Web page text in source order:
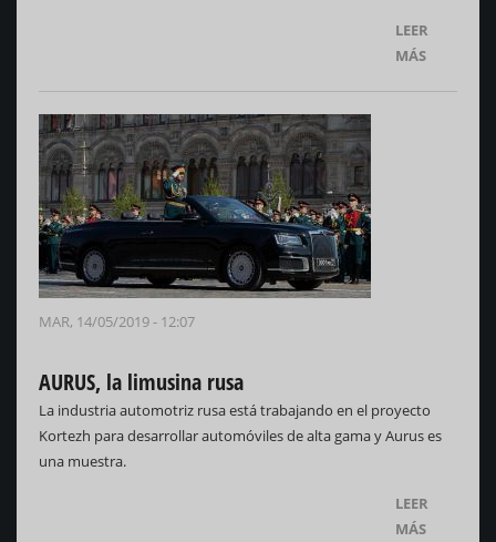
LEER
MÁS
MAR, 14/05/2019 - 12:07
AURUS, la limusina rusa
La industria automotriz rusa está trabajando en el proyecto
Kortezh para desarrollar automóviles de alta gama y Aurus es
una muestra.
LEER
MÁS